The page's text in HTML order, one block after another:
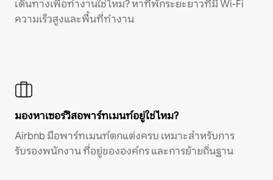
เดินทางเพื่อทำงานใช่ไหม? หาที่พักระยะยาวที่มี Wi-Fi
ความเร็วสูงและพื้นที่ทำงาน
มองหาเซอร์วิสอพาร์ทเมนท์อยู่ใช่ไหม?
Airbnb มีอพาร์ทเมนท์ตกแต่งครบ เหมาะสำหรับการ
รับรองพนักงาน ที่อยู่ขององค์กร และการย้ายถิ่นฐาน